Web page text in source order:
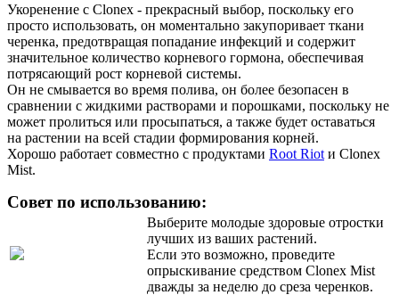
Укоренение с Clonex - прекрасный выбор, поскольку его
просто использовать, он моментально закупоривает ткани
черенка, предотвращая попадание инфекций и содержит
значительное количество корневого гормона, обеспечивая
потрясающий рост корневой системы.
Он не смывается во время полива, он более безопасен в
сравнении с жидкими растворами и порошками, поскольку не
может пролиться или просыпаться, а также будет оставаться
на растении на всей стадии формирования корней.
Хорошо работает совместно с продуктами Root Riot и Clonex
Mist.
Совет по использованию:
Выберите молодые здоровые отростки
лучших из ваших растений.
Если это возможно, проведите
опрыскивание средством Clonex Mist
дважды за неделю до среза черенков.